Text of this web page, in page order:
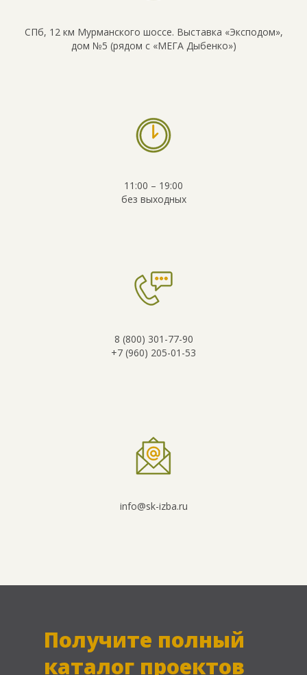
СПб, 12 км Мурманского шоссе. Выставка «Эксподом»,
дом №5 (рядом с «МЕГА Дыбенко»)
11:00 – 19:00
без выходных
8 (800) 301-77-90
+7 (960) 205-01-53
info@sk-izba.ru
Получите полный
каталог проектов